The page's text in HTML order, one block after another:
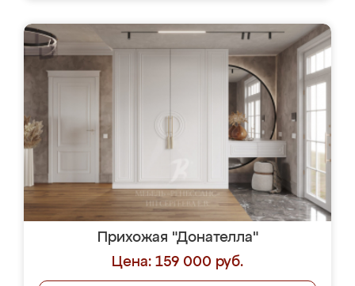
Прихожая "Донателла"
Цена: 159 000 руб.